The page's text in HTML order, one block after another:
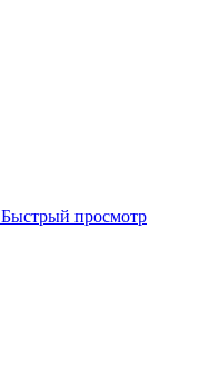
Быстрый просмотр